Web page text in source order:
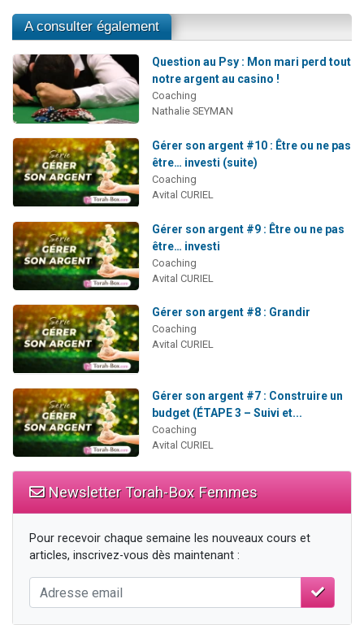
A consulter également
Question au Psy : Mon mari perd tout
notre argent au casino !
Coaching
Nathalie SEYMAN
Gérer son argent #10 : Être ou ne pas
être… investi (suite)
Coaching
Avital CURIEL
Gérer son argent #9 : Être ou ne pas
être… investi
Coaching
Avital CURIEL
Gérer son argent #8 : Grandir
Coaching
Avital CURIEL
Gérer son argent #7 : Construire un
budget (ÉTAPE 3 – Suivi et...
Coaching
Avital CURIEL
Newsletter Torah-Box Femmes
Pour recevoir chaque semaine les nouveaux cours et
articles, inscrivez-vous dès maintenant :